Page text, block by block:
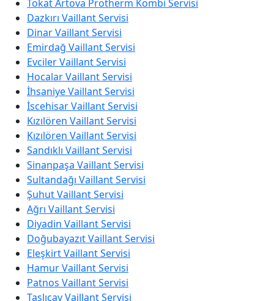
Tokat Artova Protherm Kombi Servisi
Dazkırı Vaillant Servisi
Dinar Vaillant Servisi
Emirdağ Vaillant Servisi
Evciler Vaillant Servisi
Hocalar Vaillant Servisi
İhsaniye Vaillant Servisi
İscehisar Vaillant Servisi
Kızılören Vaillant Servisi
Kızılören Vaillant Servisi
Sandıklı Vaillant Servisi
Sinanpaşa Vaillant Servisi
Sultandağı Vaillant Servisi
Şuhut Vaillant Servisi
Ağrı Vaillant Servisi
Diyadin Vaillant Servisi
Doğubayazıt Vaillant Servisi
Eleşkirt Vaillant Servisi
Hamur Vaillant Servisi
Patnos Vaillant Servisi
Taşlıçay Vaillant Servisi